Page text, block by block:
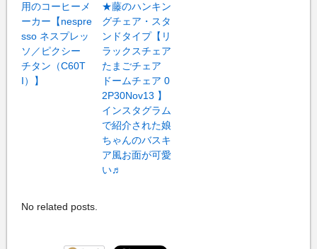
用のコーヒーメ
ーカー【nespre
sso ネスプレッ
ソ／ピクシー
チタン（C60T
I）】
★藤のハンキン
グチェア・スタ
ンドタイプ【リ
ラックスチェア
たまごチェア
ドームチェア 0
2P30Nov13 】
インスタグラム
で紹介された娘
ちゃんのバスキ
ア風お面が可愛
い♬
No related posts.